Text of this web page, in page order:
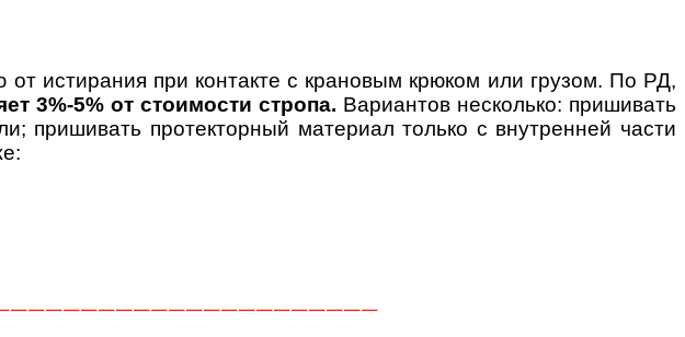
истирания при контакте с крановым крюком или грузом. По РД,
3%-5% от стоимости стропа. Вариантов несколько: пришивать
пришивать протекторный материал только с внутренней части